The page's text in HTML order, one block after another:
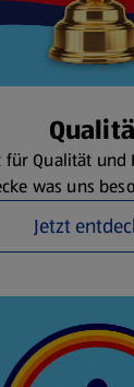
für Qualität
was uns
Jetzt